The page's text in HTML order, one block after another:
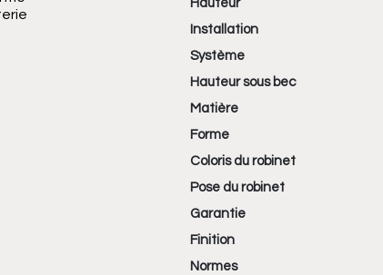
Hauteur
Installation
Système
Hauteur sous bec
Matière
Forme
Coloris du robinet
Pose du robinet
Garantie
Finition
Normes